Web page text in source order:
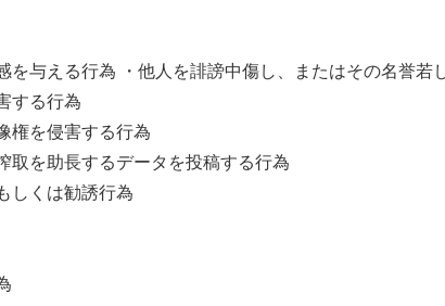
を与える行為 ・他人を誹謗中傷し、またはその名誉若
する行為
権を侵害する行為
取を助長するデータを投稿する行為
しくは勧誘行為